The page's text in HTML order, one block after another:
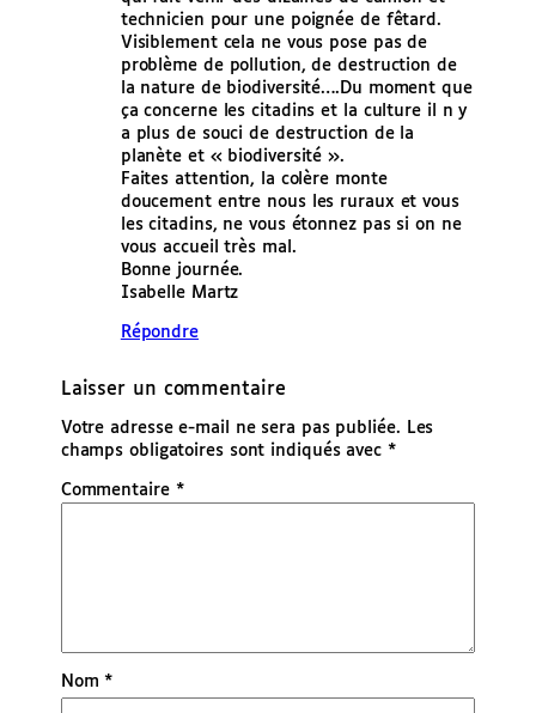
technicien pour une poignée de fêtard.
Visiblement cela ne vous pose pas de
problème de pollution, de destruction de
la nature de biodiversité….Du moment que
ça concerne les citadins et la culture il n y
a plus de souci de destruction de la
planète et « biodiversité ».
Faites attention, la colère monte
doucement entre nous les ruraux et vous
les citadins, ne vous étonnez pas si on ne
vous accueil très mal.
Bonne journée.
Isabelle Martz
Répondre
Laisser un commentaire
Votre adresse e-mail ne sera pas publiée.
Les
champs obligatoires sont indiqués avec *
Commentaire *
Nom*